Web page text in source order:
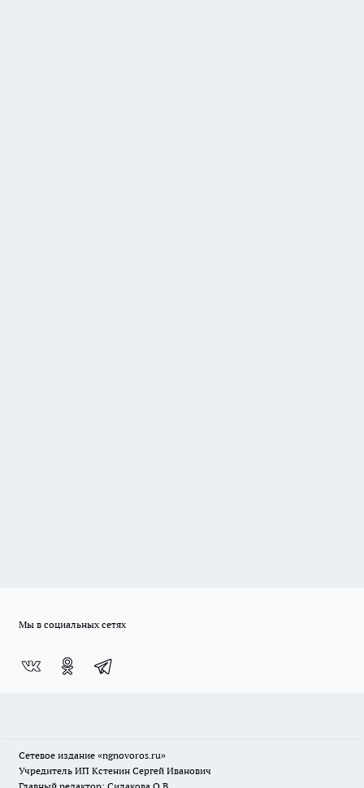
Мы в социальных сетях
Сетевое издание «ngnovoros.ru»
Учредитель ИП Кстенин Сергей Иванович